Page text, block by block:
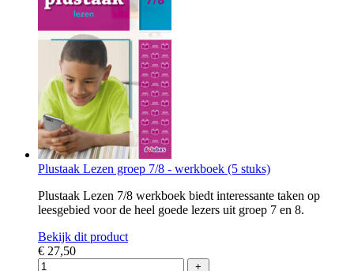
Plustaak Lezen groep 7/8 - werkboek (5 stuks)
Plustaak Lezen 7/8 werkboek biedt interessante taken op
leesgebied voor de heel goede lezers uit groep 7 en 8.
Bekijk dit product
€ 27,50
+